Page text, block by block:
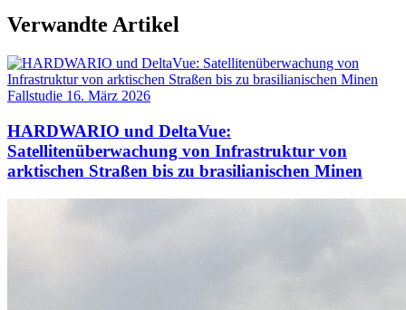
Verwandte Artikel
Fallstudie 16. März 2026
HARDWARIO und DeltaVue:
Satellitenüberwachung von Infrastruktur von
arktischen Straßen bis zu brasilianischen Minen